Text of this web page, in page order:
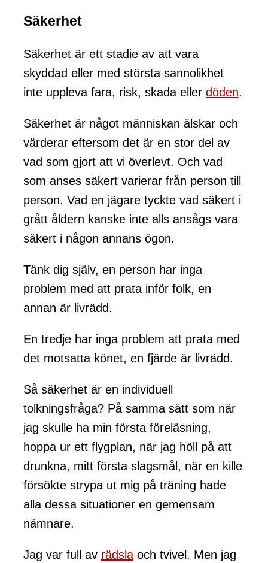
Säkerhet
Säkerhet är ett stadie av att vara
skyddad eller med största sannolikhet
inte uppleva fara, risk, skada eller döden.
Säkerhet är något människan älskar och
värderar eftersom det är en stor del av
vad som gjort att vi överlevt. Och vad
som anses säkert varierar från person till
person. Vad en jägare tyckte vad säkert i
grått åldern kanske inte alls ansågs vara
säkert i någon annans ögon.
Tänk dig själv, en person har inga
problem med att prata inför folk, en
annan är livrädd.
En tredje har inga problem att prata med
det motsatta könet, en fjärde är livrädd.
Så säkerhet är en individuell
tolkningsfråga? På samma sätt som när
jag skulle ha min första föreläsning,
hoppa ur ett flygplan, när jag höll på att
drunkna, mitt första slagsmål, när en kille
försökte strypa ut mig på träning hade
alla dessa situationer en gemensam
nämnare.
Jag var full av rädslaoch tvivel. Men jag